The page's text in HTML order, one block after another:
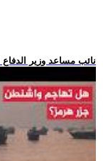
.. نائب مساعد وزير